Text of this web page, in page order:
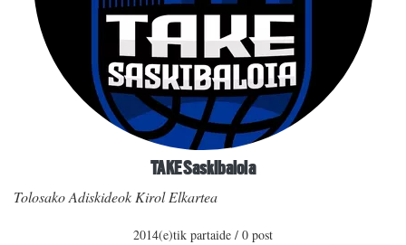
TAKE Saskibaloia
Tolosako Adiskideok Kirol Elkartea
2014(e)tik partaide / 0 post